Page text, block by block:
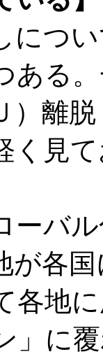
つ
ある
）離
く見
バル
が各
各地
」に